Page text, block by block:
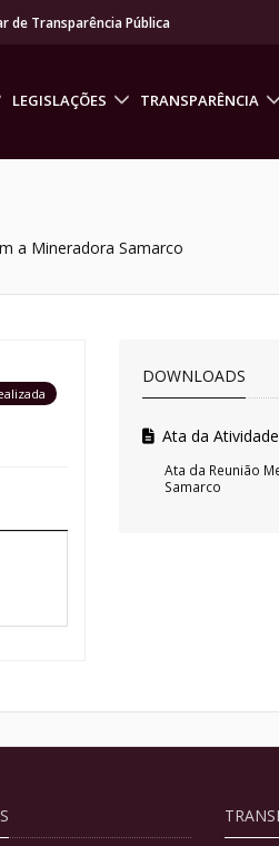
de Transparência Pública
LEGISLAÇÕES TRANSPARÊNCIA
a Mineradora Samarco
DOWNLOADS
Ata da Atividade
Ata da Reunião
Samarco